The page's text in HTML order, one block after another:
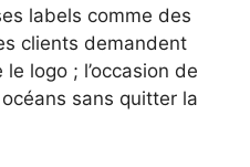
labels comme des
clients demandent
logo ; l’occasion de
sans quitter la